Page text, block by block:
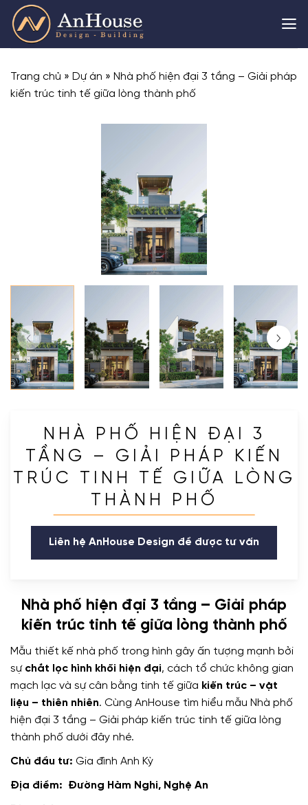
Skip
content
Trang chủ » Dự án » Nhà phố hiện đại 3 tầng – Giải pháp
kiến trúc tinh tế giữa lòng thành phố
NHÀ PHỐ HIỆN ĐẠI 3
TẦNG – GIẢI PHÁP KIẾN
TRÚC TINH TẾ GIỮA LÒNG
THÀNH PHỐ
Liên hệ AnHouse Design để được tư vấn
Nhà phố hiện đại 3 tầng – Giải pháp
kiến trúc tinh tế giữa lòng thành phố
Mẫu thiết kế nhà phố trong hình gây ấn tượng mạnh bởi
sự chắt lọc hình khối hiện đại, cách tổ chức không gian
mạch lạc và sự cân bằng tinh tế giữa kiến trúc – vật
liệu – thiên nhiên. Cùng AnHouse tìm hiểu mẫu Nhà phố
hiện đại 3 tầng – Giải pháp kiến trúc tinh tế giữa lòng
thành phố dưới đây nhé.
Chủ đầu tư: Gia đình Anh Kỳ
Địa điểm: Đường Hàm Nghi, Nghệ An